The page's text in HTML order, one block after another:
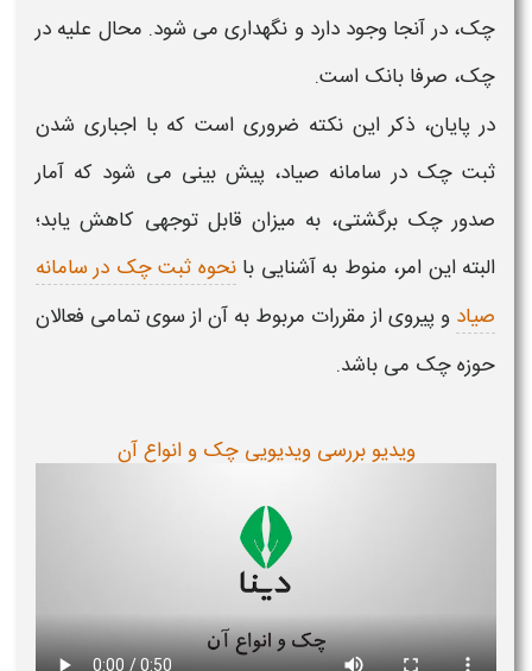
چک، در آنجا وجود دارد و نگهداری می شود. محال علیه در
چک، صرفا بانک است.
در پایان، ذکر این نکته ضروری است که با اجباری شدن
ثبتچک در سامانه صیاد، پیش بینی می شود که آمار
صدورچک برگشتی، به میزان قابل توجهی کاهش یابد؛
البته این امر، منوط به آشنایی بانحوه ثبت چک در سامانه
صیاد و پیروی از مقررات مربوط به آن از سوی تمامی فعالان
حوزهچک می باشد.
ویدیو بررسی ویدیویی چک و انواع آن